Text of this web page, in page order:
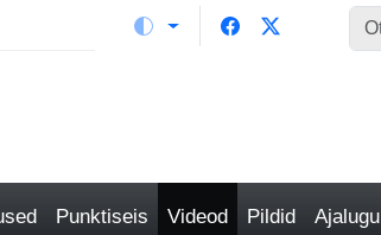
Punktiseis Videod Pildid Ajalugu